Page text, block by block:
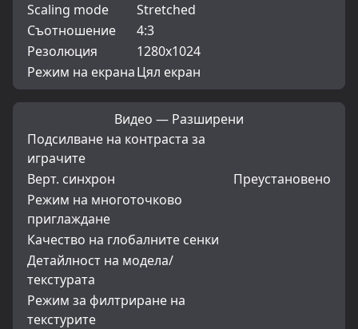
Scaling mode
Stretched
Съотношение
4:3
Резолюция
1280x1024
Режим на екранаЦял екран
Видео — Разширени
Подсилване на контраста за
играчите
Верт. синхрон
Преустановено
Режим на многоточково
приглаждане
Качество на глобалните сенки
Детайлност на модела/
текстурата
Режим за филтриране на
текстурите